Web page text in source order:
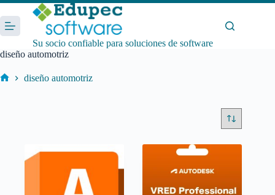
Saltar
al
contenido
Su socio confiable para soluciones de software
diseño automotriz
diseño automotriz